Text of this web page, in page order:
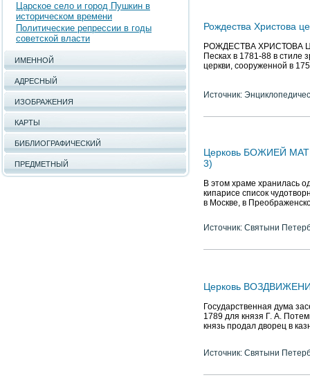
Царское село и город Пушкин в
историческом времени
Политические репрессии в годы
советской власти
ИМЕННОЙ
АДРЕСНЫЙ
ИЗОБРАЖЕНИЯ
КАРТЫ
БИБЛИОГРАФИЧЕСКИЙ
ПРЕДМЕТНЫЙ
Рождества Христова
РОЖДЕСТВА ХРИСТОВА
Песках в 1781-88 в стиле
церкви, сооруженной в
Источник:
Церковь БОЖИЕЙ
3)
В этом храме хранилась
кипарисе список
в Москве, в
Источник: Святыни
Церковь
Государственная дума
1789 для князя Г. А.
князь продал дворец в
Источник: Святыни